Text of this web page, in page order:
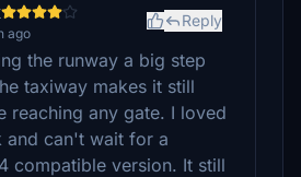
ago
Reply
the runway a big step
taxiway makes it still
reaching any gate. I loved
and can't wait for a
compatible version. It still